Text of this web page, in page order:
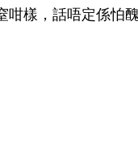
樣，話唔定係怕